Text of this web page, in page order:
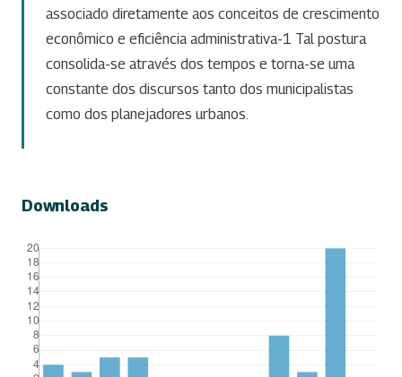
associado diretamente aos conceitos de crescimento
econômico e eficiência administrativa-1 Tal postura
consolida-se através dos tempos e torna-se uma
constante dos discursos tanto dos municipalistas
como dos planejadores urbanos.
Downloads